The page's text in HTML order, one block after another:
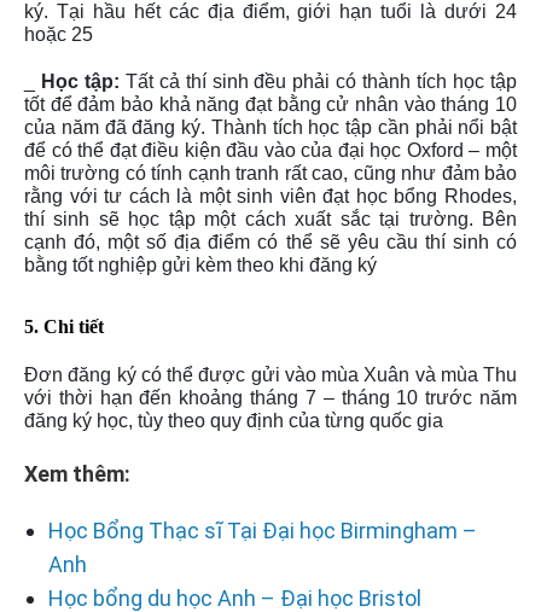
ký. Tại hầu hết các địa điểm, giới hạn tuổi là dưới 24
hoặc 25
Học tập: Tất cả thí sinh đều phải có thành tích học tập
tốt để đảm bảo khả năng đạt bằng cử nhân vào tháng 10
của năm đã đăng ký. Thành tích học tập cần phải nổi bật
để có thể đạt điều kiện đầu vào của đại học Oxford – một
môi trường có tính cạnh tranh rất cao, cũng như đảm bảo
rằng với tư cách là một sinh viên đạt học bổng Rhodes,
thí sinh sẽ học tập một cách xuất sắc tại trường. Bên
cạnh đó, một số địa điểm có thể sẽ yêu cầu thí sinh có
bằng tốt nghiệp gửi kèm theo khi đăng ký
5. Chi tiết
Đơn đăng ký có thể được gửi vào mùa Xuân và mùa Thu
với thời hạn đến khoảng tháng 7 – tháng 10 trước năm
đăng ký học, tùy theo quy định của từng quốc gia
Xem thêm:
Học Bổng Thạc sĩ Tại Đại học Birmingham –
Anh
Học bổng du học Anh – Đại học Bristol